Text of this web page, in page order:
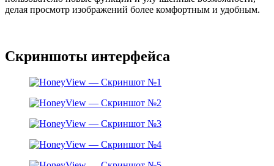
делая просмотр изображений более комфортным и удобным.
Скриншоты интерфейса